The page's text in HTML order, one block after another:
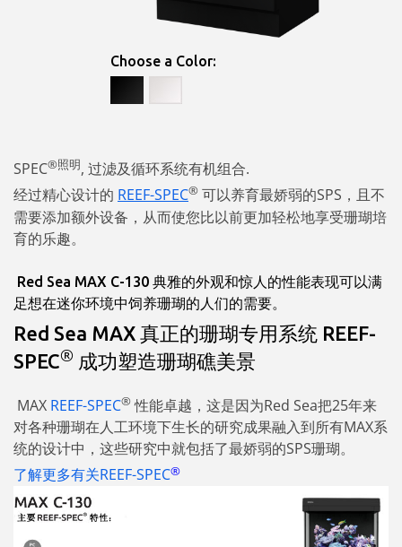
Choose a Color:
SPEC®照明, 过滤及循环系统有机组合.
经过精心设计的 REEF-SPEC® 可以养育最娇弱的SPS，且不
需要添加额外设备，从而使您比以前更加轻松地享受珊瑚培
育的乐趣。
Red Sea MAX C-130 典雅的外观和惊人的性能表现可以满
足想在迷你环境中饲养珊瑚的人们的需要。
Red Sea MAX 真正的珊瑚专用系统 REEF-
SPEC® 成功塑造珊瑚礁美景
MAX REEF-SPEC®性能卓越，这是因为Red Sea把25年来
对各种珊瑚在人工环境下生长的研究成果融入到所有MAX系
统的设计中，这些研究中就包括了最娇弱的SPS珊瑚。
了解更多有关REEF-SPEC®